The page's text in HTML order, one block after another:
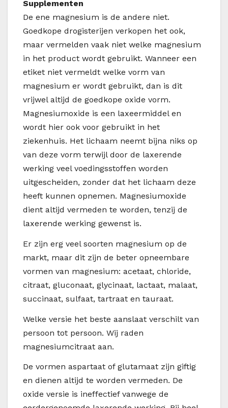
Supplementen
De ene magnesium is de andere niet.
Goedkope drogisterijen verkopen het ook,
maar vermelden vaak niet welke magnesium
in het product wordt gebruikt. Wanneer een
etiket niet vermeldt welke vorm van
magnesium er wordt gebruikt, dan is dit
vrijwel altijd de goedkope oxide vorm.
Magnesiumoxide is een laxeermiddel en
wordt hier ook voor gebruikt in het
ziekenhuis. Het lichaam neemt bijna niks op
van deze vorm terwijl door de laxerende
werking veel voedingsstoffen worden
uitgescheiden, zonder dat het lichaam deze
heeft kunnen opnemen. Magnesiumoxide
dient altijd vermeden te worden, tenzij de
laxerende werking gewenst is.
Er zijn erg veel soorten magnesium op de
markt, maar dit zijn de beter opneembare
vormen van magnesium: acetaat, chloride,
citraat, gluconaat, glycinaat, lactaat, malaat,
succinaat, sulfaat, tartraat en tauraat.
Welke versie het beste aanslaat verschilt van
persoon tot persoon. Wij raden
magnesiumcitraat aan.
De vormen aspartaat of glutamaat zijn giftig
en dienen altijd te worden vermeden. De
oxide versie is ineffectief vanwege de